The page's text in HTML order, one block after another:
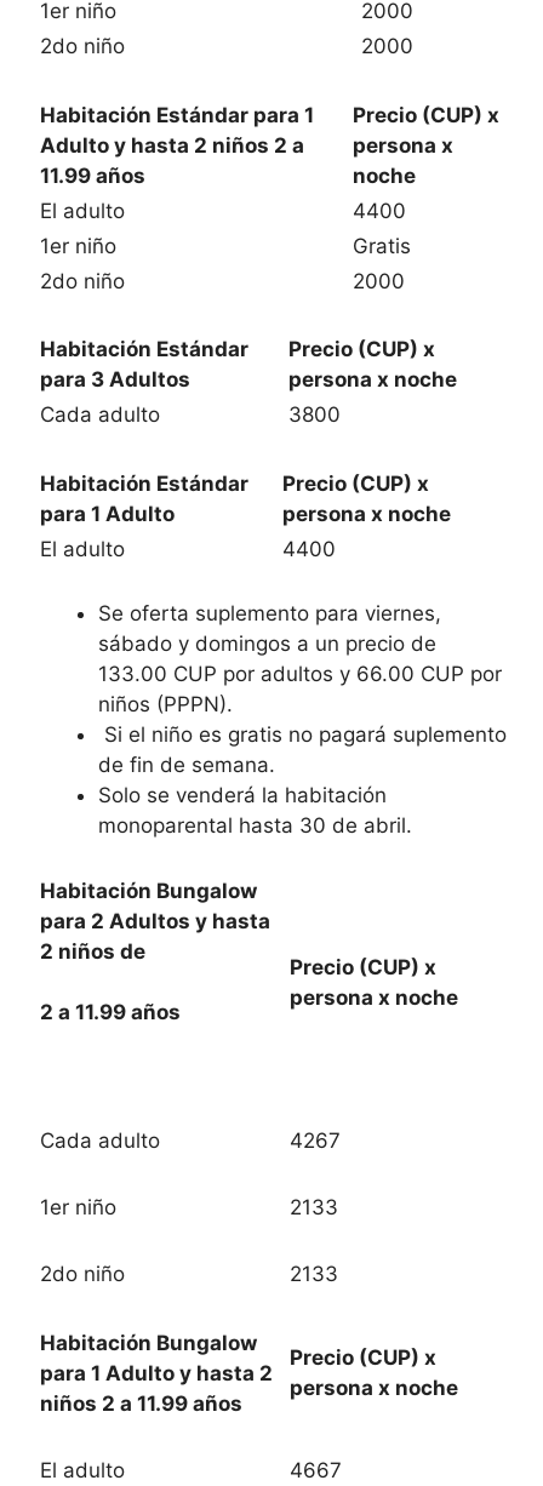
1er niño
2000
2do niño
2000
Habitación Estándar para 1
Adulto y hasta 2 niños 2 a
11.99 años
Precio (CUP) x
persona x
noche
El adulto
4400
1er niño
Gratis
2do niño
2000
Habitación Estándar
para 3 Adultos
Precio (CUP) x
persona x noche
Cada adulto
3800
Habitación Estándar
para 1 Adulto
Precio (CUP) x
persona x noche
El adulto
4400
Se oferta suplemento para viernes,
sábado y domingos a un precio de
133.00 CUP por adultos y 66.00 CUP por
niños (PPPN).
Si el niño es gratis no pagará suplemento
de fin de semana.
Solo se venderá la habitación
monoparental hasta 30 de abril.
Habitación Bungalow
para 2 Adultos y hasta
2 niños de
2 a 11.99 años
Precio (CUP) x
persona x noche
Cada adulto 4267
1er niño 2133
2do niño 2133
Habitación Bungalow
para 1 Adulto y hasta 2
niños 2 a 11.99 años
Precio (CUP) x
persona x noche
El adulto 4667